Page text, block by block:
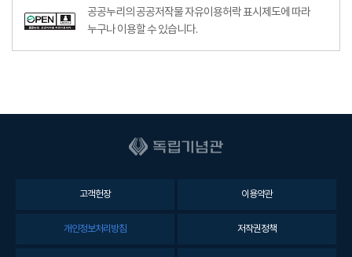
공공누리의 공공저작물 자유이용허락 표시제도에 따라
누구나 이용할 수 있습니다.
고객헌장 이용약관
개인정보처리방침 저작권정책